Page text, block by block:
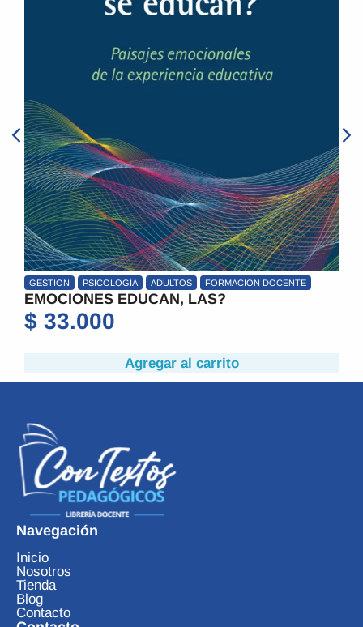
GESTION PSICOLOGÌA ADULTOS FORMACION DOCENTE
EMOCIONES EDUCAN, LAS?
$ 33.000
Agregar al carrito
Navegación
Inicio
Nosotros
Tienda
Blog
Contacto